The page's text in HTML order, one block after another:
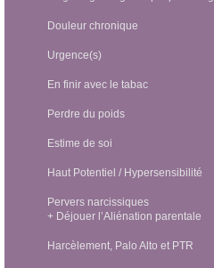
Douleur chronique
Urgence(s)
En finir avec le tabac
Perdre du poids
Estime de soi
Haut Potentiel / Hypersensibilité
Pervers narcissiques
+ Déjouer l’Aliénation parentale
Harcèlement, Palo Alto et PTR